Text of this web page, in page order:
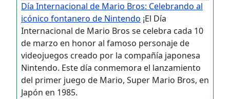
Día Internacional de Mario Bros: Celebrando al
icónico fontanero de Nintendo ¡El Día
Internacional de Mario Bros se celebra cada 10
de marzo en honor al famoso personaje de
videojuegos creado por la compañía japonesa
Nintendo. Este día conmemora el lanzamiento
del primer juego de Mario, Super Mario Bros, en
Japón en 1985.